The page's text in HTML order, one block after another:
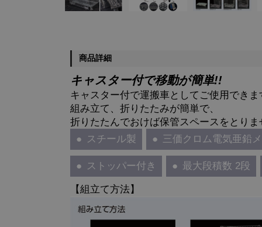
商品詳細
キャスター付で移動が簡単!!
キャスター付で運搬車としてご使用できま
組み立て、折りたたみが簡単で、
折りたたんでおけば保管スペースをとりま
スチール製
三価クロム電気亜鉛
ストッパー付き 最大段積数 2段
【組立て方法】